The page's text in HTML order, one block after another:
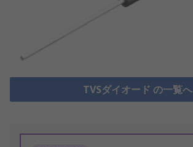
TVSダイオード の一覧へ